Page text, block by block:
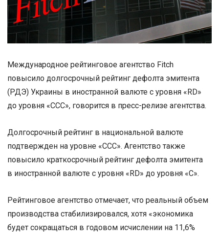
Международное рейтинговое агентство Fitch
повысило долгосрочный рейтинг дефолта эмитента
(РДЭ) Украины в иностранной валюте с уровня «RD»
до уровня «CCC», говорится в пресс-релизе агентства.
Долгосрочный рейтинг в национальной валюте
подтвержден на уровне «ССС». Агентство также
повысило краткосрочный рейтинг дефолта эмитента
в иностранной валюте с уровня «RD» до уровня «C».
Рейтинговое агентство отмечает, что реальный объем
производства стабилизировался, хотя «экономика
будет сокращаться в годовом исчислении на 11,6%